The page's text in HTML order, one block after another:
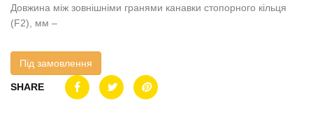
Довжина між зовнішніми гранями канавки стопорного кільця
(F2), мм –
Під замовлення
SHARE